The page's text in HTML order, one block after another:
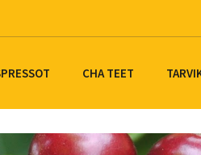
CHA TEET